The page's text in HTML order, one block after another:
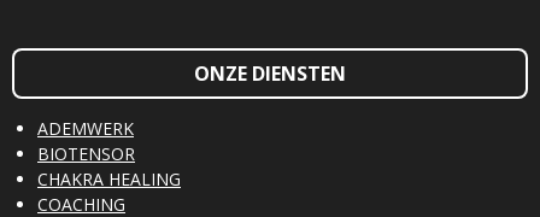
ONZE DIENSTEN
ADEMWERK
BIOTENSOR
CHAKRA HEALING
COACHING